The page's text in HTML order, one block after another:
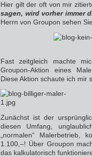
Hier gilt der oft von mir
sagen, wird vorher immer
Herrn von Groupon sehen
Fast zeitgleich machte
Groupon-Aktion eines
Diese Aktion schaute ich mir
Zunächst ist der
diesen Umfang,
„normalen“ Malerbetrieb,
1.100,–! Über Groupon
das kalkulatorisch